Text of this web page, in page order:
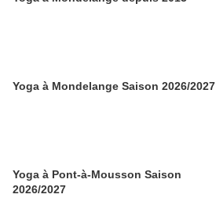
Yoga à Mondelange Saison 2026/2027
Yoga à Pont-à-Mousson Saison
2026/2027